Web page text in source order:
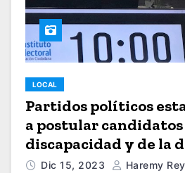
LOCAL
Partidos políticos
a postular candidatos
discapacidad y de la
sexual
Dic 15, 2023 Haremy